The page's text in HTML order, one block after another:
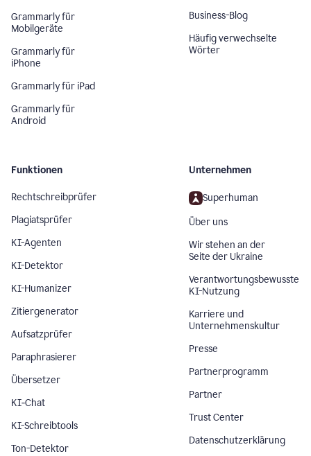
Grammarly für
Mobilgeräte
Grammarly für
iPhone
Grammarly für iPad
Grammarly für
Android
Business-Blog
Häufig verwechselte
Wörter
Funktionen
Rechtschreibprüfer
Plagiatsprüfer
KI-Agenten
KI-Detektor
KI-Humanizer
Zitiergenerator
Aufsatzprüfer
Paraphrasierer
Übersetzer
KI‑Chat
KI-Schreibtools
Ton-Detektor
Unternehmen
Superhuman
Über uns
Wir stehen an der
Seite der Ukraine
Verantwortungsbewusste
KI-Nutzung
Karriere und
Unternehmenskultur
Presse
Partnerprogramm
Partner
Trust Center
Datenschutzerklärung